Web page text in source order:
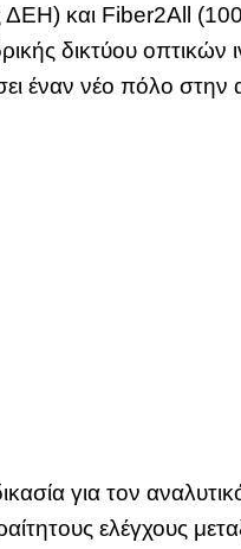
και Fiber2All
δικτύου οπτικών
έναν νέο πόλο στην
για τον
ελέγχους